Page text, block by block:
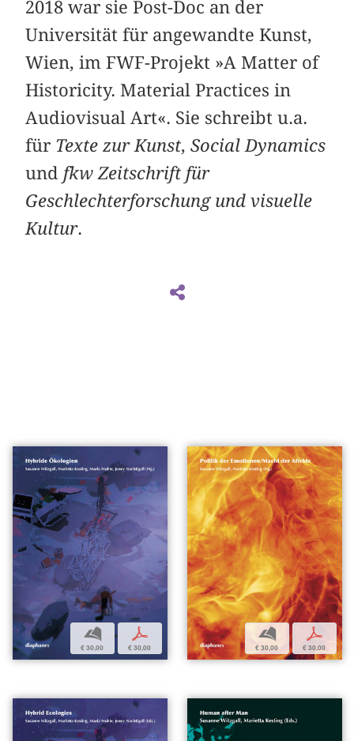
2018 war sie Post-Doc an der
Universität für angewandte Kunst,
Wien, im FWF-Projekt »A Matter of
Historicity. Material Practices in
Audiovisual Art«. Sie schreibt u.a.
für Texte zur Kunst,Social Dynamics
und fkw Zeitschrift für
Geschlechterforschung und visuelle
Kultur.
b
€ 30,00
p
€ 30,00
b
€ 30,00
p
€ 30,00